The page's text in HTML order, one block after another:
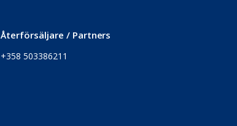
Återförsäljare / Partners
+358 503386211